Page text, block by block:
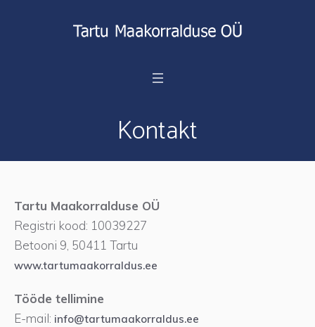
Kontakt
Tartu Maakorralduse OÜ
Registri kood: 10039227
Betooni 9, 50411 Tartu
www.tartumaakorraldus.ee
Tööde tellimine
E-mail: info@tartumaakorraldus.ee